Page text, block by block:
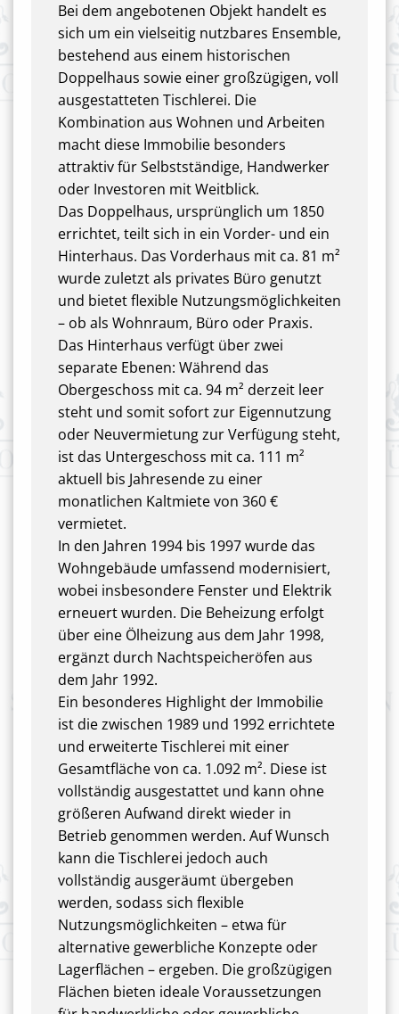
Bei dem angebotenen Objekt handelt es
sich um ein vielseitig nutzbares Ensemble,
bestehend aus einem historischen
Doppelhaus sowie einer großzügigen, voll
ausgestatteten Tischlerei. Die
Kombination aus Wohnen und Arbeiten
macht diese Immobilie besonders
attraktiv für Selbstständige, Handwerker
oder Investoren mit Weitblick.
Das Doppelhaus, ursprünglich um 1850
errichtet, teilt sich in ein Vorder- und ein
Hinterhaus. Das Vorderhaus mit ca. 81 m²
wurde zuletzt als privates Büro genutzt
und bietet flexible Nutzungsmöglichkeiten
– ob als Wohnraum, Büro oder Praxis.
Das Hinterhaus verfügt über zwei
separate Ebenen: Während das
Obergeschoss mit ca. 94 m² derzeit leer
steht und somit sofort zur Eigennutzung
oder Neuvermietung zur Verfügung steht,
ist das Untergeschoss mit ca. 111 m²
aktuell bis Jahresende zu einer
monatlichen Kaltmiete von 360 €
vermietet.
In den Jahren 1994 bis 1997 wurde das
Wohngebäude umfassend modernisiert,
wobei insbesondere Fenster und Elektrik
erneuert wurden. Die Beheizung erfolgt
über eine Ölheizung aus dem Jahr 1998,
ergänzt durch Nachtspeicheröfen aus
dem Jahr 1992.
Ein besonderes Highlight der Immobilie
ist die zwischen 1989 und 1992 errichtete
und erweiterte Tischlerei mit einer
Gesamtfläche von ca. 1.092 m². Diese ist
vollständig ausgestattet und kann ohne
größeren Aufwand direkt wieder in
Betrieb genommen werden. Auf Wunsch
kann die Tischlerei jedoch auch
vollständig ausgeräumt übergeben
werden, sodass sich flexible
Nutzungsmöglichkeiten – etwa für
alternative gewerbliche Konzepte oder
Lagerflächen – ergeben. Die großzügigen
Flächen bieten ideale Voraussetzungen